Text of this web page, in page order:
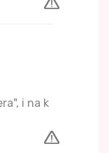
i na k